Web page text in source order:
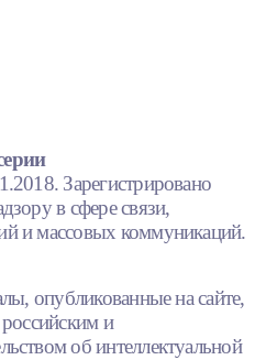
Зарегистрировано
в сфере связи,
и массовых коммуникаций.
опубликованные на сайте,
и
об интеллектуальной